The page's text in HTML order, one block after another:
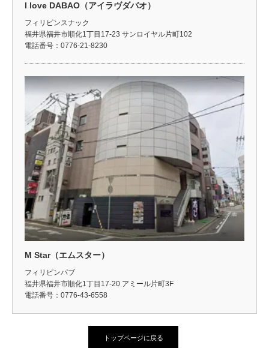
I love DABAO（アイラヴダバオ）
フィリピンスナック
福井県福井市順化1丁目17-23 サンロイヤル片町102
電話番号：0776-21-8230
M Star（エムスター）
フィリピンパブ
福井県福井市順化1丁目17-20 アミール片町3F
電話番号：0776-43-6558
トップページに戻る